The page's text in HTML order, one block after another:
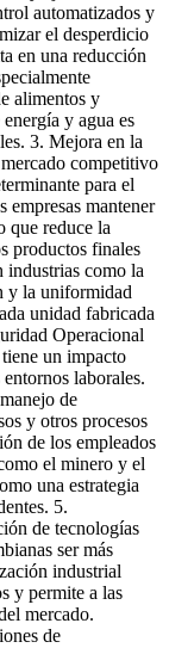
automatizados y
el desperdicio
en una reducción
alimentos y
y agua es
3. Mejora en la
competitivo
para el
empresas mantener
que reduce la
productos finales
industrias como la
y la uniformidad
unidad fabricada
Operacional
un impacto
laborales.
de
y otros procesos
de los empleados
el minero y el
una estrategia
5.
de tecnologías
ser más
industrial
y permite a las
mercado.
de